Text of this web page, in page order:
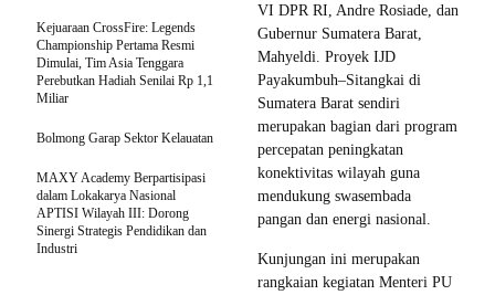
VI DPR RI, Andre Rosiade, dan
Gubernur Sumatera Barat,
Mahyeldi. Proyek IJD
Payakumbuh–Sitangkai di
Sumatera Barat sendiri
merupakan bagian dari program
percepatan peningkatan
konektivitas wilayah guna
mendukung swasembada
pangan dan energi nasional.
Kunjungan ini merupakan
rangkaian kegiatan Menteri PU
Kejuaraan CrossFire: Legends
Championship Pertama Resmi
Dimulai, Tim Asia Tenggara
Perebutkan Hadiah Senilai Rp 1,1
Miliar
Bolmong Garap Sektor Kelauatan
MAXY Academy Berpartisipasi
dalam Lokakarya Nasional
APTISI Wilayah III: Dorong
Sinergi Strategis Pendidikan dan
Industri